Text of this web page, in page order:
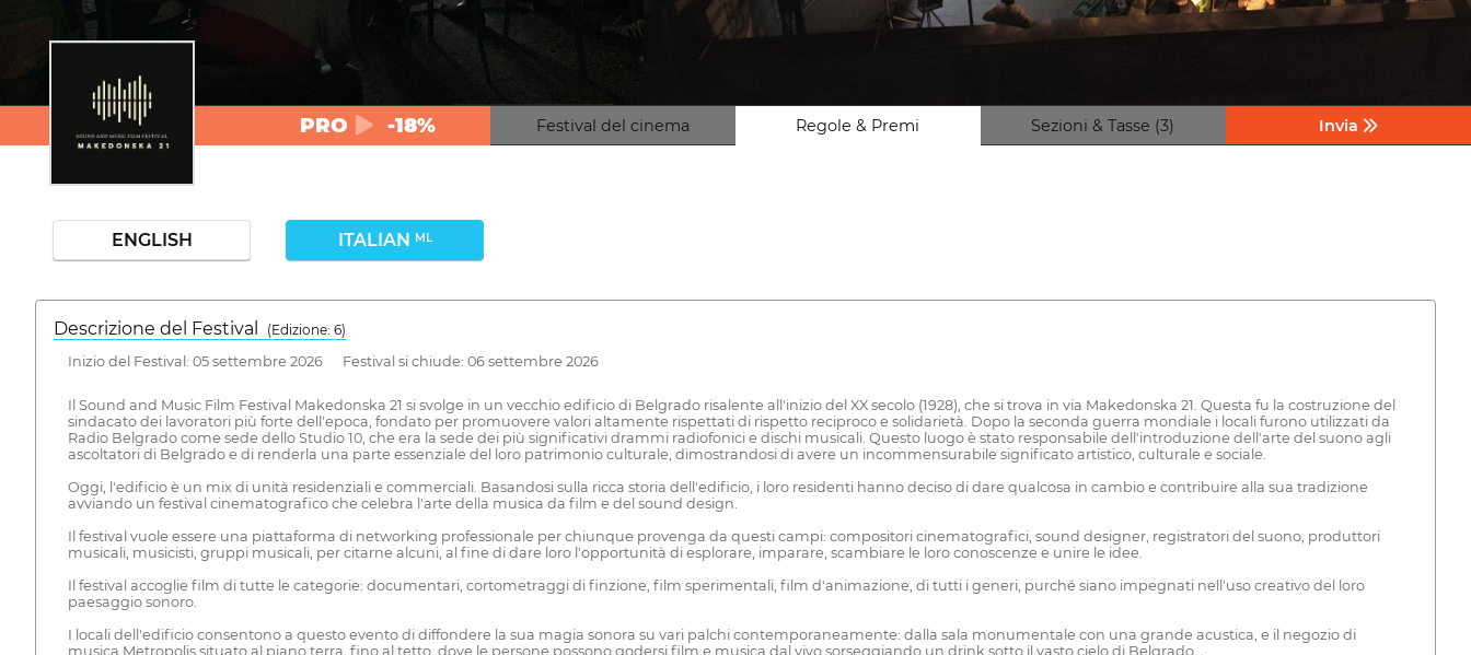
PRO -18% Festival del cinema Regole & Premi Sezioni & Tasse (3) Invia
ENGLISH ITALIAN ML
Descrizione del Festival
( Edizione: 6)
Inizio del Festival: 05 settembre 2026 Festival si chiude: 06 settembre 2026
Il Sound and Music Film Festival Makedonska 21 si svolge in un vecchio edificio di Belgrado risalente all'inizio del XX secolo (1928), che si trova in via Makedonska 21. Questa fu la costruzione del
sindacato dei lavoratori più forte dell'epoca, fondato per promuovere valori altamente rispettati di rispetto reciproco e solidarietà. Dopo la seconda guerra mondiale i locali furono utilizzati da
Radio Belgrado come sede dello Studio 10, che era la sede dei più significativi drammi radiofonici e dischi musicali. Questo luogo è stato responsabile dell'introduzione dell'arte del suono agli
ascoltatori di Belgrado e di renderla una parte essenziale del loro patrimonio culturale, dimostrandosi di avere un incommensurabile significato artistico, culturale e sociale.
Oggi, l'edificio è un mix di unità residenziali e commerciali. Basandosi sulla ricca storia dell'edificio, i loro residenti hanno deciso di dare qualcosa in cambio e contribuire alla sua tradizione
avviando un festival cinematografico che celebra l'arte della musica da film e del sound design.
Il festival vuole essere una piattaforma di networking professionale per chiunque provenga da questi campi: compositori cinematografici, sound designer, registratori del suono, produttori
musicali, musicisti, gruppi musicali, per citarne alcuni, al fine di dare loro l'opportunità di esplorare, imparare, scambiare le loro conoscenze e unire le idee.
Il festival accoglie film di tutte le categorie: documentari, cortometraggi di finzione, film sperimentali, film d'animazione, di tutti i generi, purché siano impegnati nell'uso creativo del loro
paesaggio sonoro.
I locali dell'edificio consentono a questo evento di diffondere la sua magia sonora su vari palchi contemporaneamente: dalla sala monumentale con una grande acustica, e il negozio di
musica Metropolis situato al piano terra, fino al tetto, dove le persone possono godersi film e musica dal vivo sorseggiando un drink sotto il vasto cielo di Belgrado. .